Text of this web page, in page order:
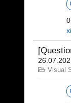
Visual